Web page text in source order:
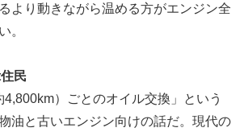
より動きながら温める方がエンジン全
。
民
4,800km）ごとのオイル交換」という
油と古いエンジン向けの話だ。現代の